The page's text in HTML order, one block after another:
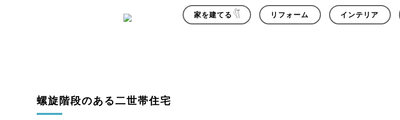
家を建てる リフォーム インテリア
螺旋階段のある二世帯住宅